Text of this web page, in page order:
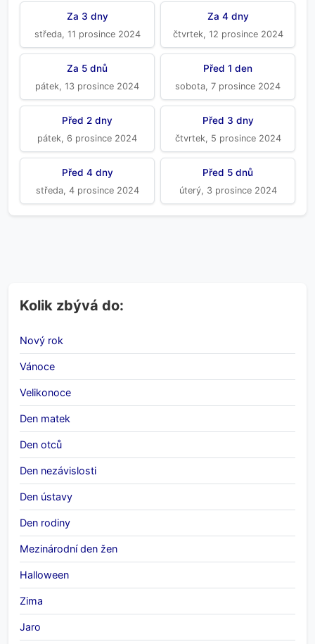
Za 3 dny
středa, 11 prosince 2024
Za 4 dny
čtvrtek, 12 prosince 2024
Za 5 dnů
pátek, 13 prosince 2024
Před 1 den
sobota, 7 prosince 2024
Před 2 dny
pátek, 6 prosince 2024
Před 3 dny
čtvrtek, 5 prosince 2024
Před 4 dny
středa, 4 prosince 2024
Před 5 dnů
úterý, 3 prosince 2024
Kolik zbývá do:
Nový rok
Vánoce
Velikonoce
Den matek
Den otců
Den nezávislosti
Den ústavy
Den rodiny
Mezinárodní den žen
Halloween
Zima
Jaro